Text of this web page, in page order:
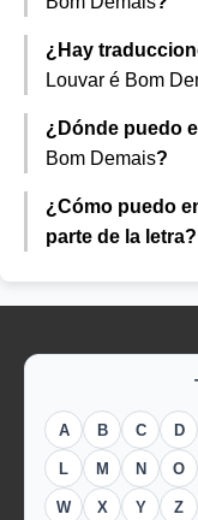
¿Hay
Louvar é Bom
¿Dónde puedo
Bom Demais?
¿Cómo puedo
parte de la letra?
A B C D
L M N O
W X Y Z